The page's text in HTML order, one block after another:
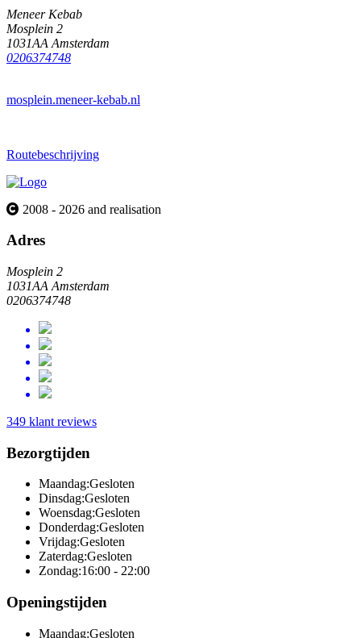
Meneer Kebab
Mosplein 2
1031AA Amsterdam
0206374748
mosplein.meneer-kebab.nl
Routebeschrijving
2008 - 2026 and realisation
Adres
Mosplein 2
1031AA Amsterdam
0206374748
349 klant reviews
Bezorgtijden
Maandag:Gesloten
Dinsdag:Gesloten
Woensdag:Gesloten
Donderdag:Gesloten
Vrijdag:Gesloten
Zaterdag:Gesloten
Zondag:16:00 - 22:00
Openingstijden
Maandag:Gesloten